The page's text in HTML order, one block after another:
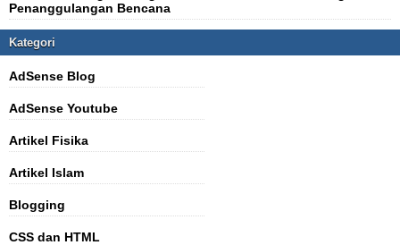
Penanggulangan Bencana
Kategori
AdSense Blog
AdSense Youtube
Artikel Fisika
Artikel Islam
Blogging
CSS dan HTML